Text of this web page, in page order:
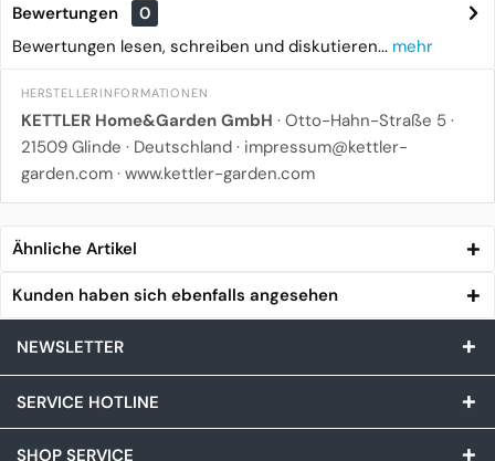
Bewertungen
0
Bewertungen lesen, schreiben und diskutieren... mehr
HERSTELLERINFORMATIONEN
KETTLER Home&Garden GmbH · Otto-Hahn-Straße 5 ·
21509 Glinde · Deutschland · impressum@kettler-
garden.com · www.kettler-garden.com
Ähnliche Artikel
Kunden haben sich ebenfalls angesehen
NEWSLETTER
SERVICE HOTLINE
SHOP SERVICE